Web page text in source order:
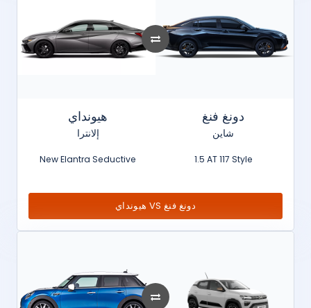
هيونداي
إلانترا
New Elantra Seductive
دونغ فنغ
شاين
1.5 AT 117 Style
هيونداي VS دونغ فنغ